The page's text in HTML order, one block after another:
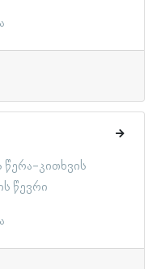
კითხვის
წევრი